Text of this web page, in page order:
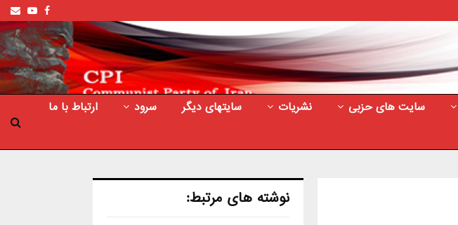
Facebook
سایت های حزبی نشریات سایتهای دیگر سرود
ارتباط با ما
نوشته های مرتبط: